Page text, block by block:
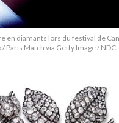
en diamants lors du festival de
Paris Match via Getty Image / NDC